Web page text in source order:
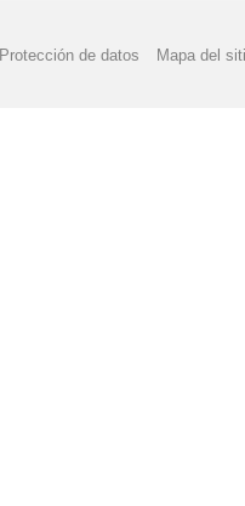
Protección de datos Mapa del